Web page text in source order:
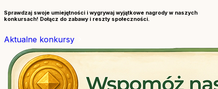
Sprawdzaj swoje umiejętności i wygrywaj wyjątkowe nagrody w naszych
konkursach! Dołącz do zabawy i reszty społeczności.
Aktualne konkursy